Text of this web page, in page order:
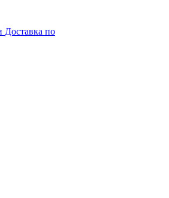
Доставка по